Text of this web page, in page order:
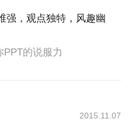
强，观点独特，风趣幽
PPT的说服力
2015.11.07